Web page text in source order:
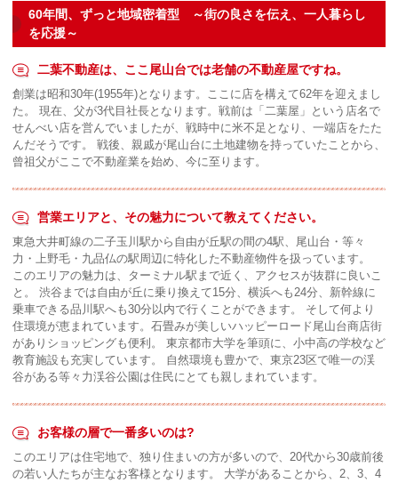
60年間、ずっと地域密着型 ～街の良さを伝え、一人暮らし
を応援～
二葉不動産は、ここ尾山台では老舗の不動産屋ですね。
創業は昭和30年(1955年)となります。ここに店を構えて62年を迎えまし
た。 現在、父が3代目社長となります。戦前は「二葉屋」という店名で
せんべい店を営んでいましたが、戦時中に米不足となり、一端店をたた
んだそうです。 戦後、親戚が尾山台に土地建物を持っていたことから、
曾祖父がここで不動産業を始め、今に至ります。
営業エリアと、その魅力について教えてください。
東急大井町線の二子玉川駅から自由が丘駅の間の4駅、尾山台・等々
力・上野毛・九品仏の駅周辺に特化した不動産物件を扱っています。
このエリアの魅力は、ターミナル駅まで近く、アクセスが抜群に良いこ
と。 渋谷までは自由が丘に乗り換えて15分、横浜へも24分、新幹線に
乗車できる品川駅へも30分以内で行くことができます。 そして何より
住環境が恵まれています。石畳みが美しいハッピーロード尾山台商店街
がありショッピングも便利。 東京都市大学を筆頭に、小中高の学校など
教育施設も充実しています。 自然環境も豊かで、東京23区で唯一の渓
谷がある等々力渓谷公園は住民にとても親しまれています。
お客様の層で一番多いのは?
このエリアは住宅地で、独り住まいの方が多いので、20代から30歳前後
の若い人たちが主なお客様となります。 大学があることから、2、3、4